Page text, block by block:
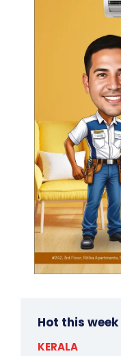
Hot this week
KERALA